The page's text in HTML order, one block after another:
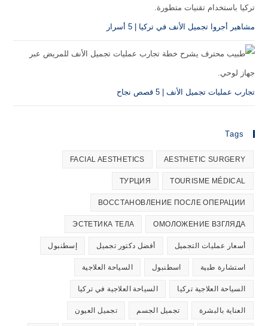
مشاهير أجروا تجميل الأنف في تركيا | 5 أسرار
تجارب عمليات تجميل الأنف | 5 قصص نجاح
Tags
AESTHETIC SURGERY
FACIAL AESTHETICS
TOURISME MÉDICAL
ТУРЦИЯ
ВОССТАНОВЛЕНИЕ ПОСЛЕ ОПЕРАЦИИ
ОМОЛОЖЕНИЕ ВЗГЛЯДА
ЭСТЕТИКА ТЕЛА
أسعار عمليات التجميل أفضل دكتور تجميل إسطنبول
استشارة طبية اسطنبول السياحة العلاجية
السياحة العلاجية تركيا السياحة العلاجية في تركيا
العناية بالبشرة تجميل الجسم تجميل العيون